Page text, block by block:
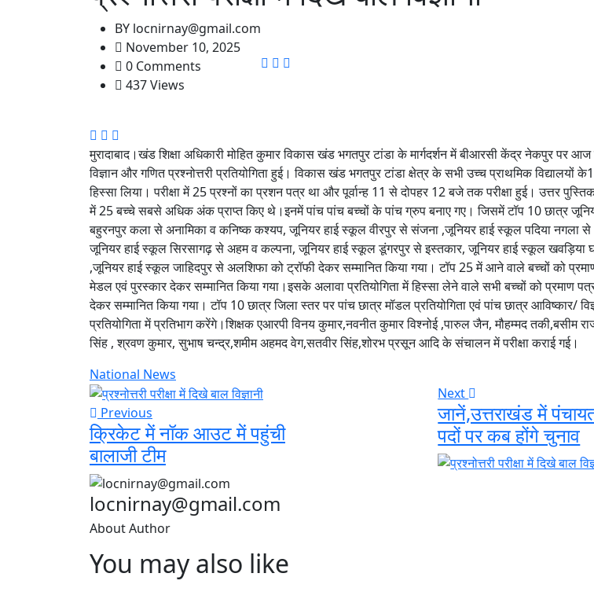
BY locnirnay@gmail.com
November 10, 2025
0 Comments
437 Views
मुरादाबाद।खंड शिक्षा अधिकारी मोहित कुमार विकास खंड भगतपुर टांडा के मार्गदर्शन में बीआरसी केंद्र नेकपुर पर
विज्ञान और गणित प्रश्नोत्तरी प्रतियोगिता हुई। विकास खंड भगतपुर टांडा क्षेत्र के सभी उच्च प्राथमिक विद्यालयों
हिस्सा लिया। परीक्षा में 25 प्रश्नों का प्रशन पत्र था और पूर्वान्ह 11 से दोपहर 12 बजे तक परीक्षा हुई। उत्तर
में 25 बच्चे सबसे अधिक अंक प्राप्त किए थे।इनमें पांच पांच बच्चों के पांच ग्रुप बनाए गए। जिसमें टॉप 10 छात्र
बहुरनपुर कला से अनामिका व कनिष्क कश्यप, जूनियर हाई स्कूल वीरपुर से संजना ,जूनियर हाई स्कूल पदिया नगला से
जूनियर हाई स्कूल सिरसागढ़ से अहम व कल्पना, जूनियर हाई स्कूल डूंगरपुर से इस्तकार, जूनियर हाई स्कूल खवड़िया
,जूनियर हाई स्कूल जाहिदपुर से अलशिफा को ट्रॉफी देकर सम्मानित किया गया। टॉप 25 में आने वाले बच्चों को
मेडल एवं पुरस्कार देकर सम्मानित किया गया।इसके अलावा प्रतियोगिता में हिस्सा लेने वाले सभी बच्चों को प्रमाण
देकर सम्मानित किया गया। टॉप 10 छात्र जिला स्तर पर पांच छात्र मॉडल प्रतियोगिता एवं पांच छात्र आविष्कार/
प्रतियोगिता में प्रतिभाग करेंगे।शिक्षक एआरपी विनय कुमार,नवनीत कुमार विश्नोई ,पारुल जैन, मौहम्मद तकी,बसीम
सिंह , श्रवण कुमार, सुभाष चन्द्र,शमीम अहमद वेग,सतवीर सिंह,शोरभ प्रसून आदि के संचालन में परीक्षा कराई गई।
National News
Previous
क्रिकेट में नॉक आउट में पहुंची
बालाजी टीम
Next
जानें,उत्तराखंड में
पदों पर कब होंगे चुनाव
locnirnay@gmail.com
About Author
You may also like